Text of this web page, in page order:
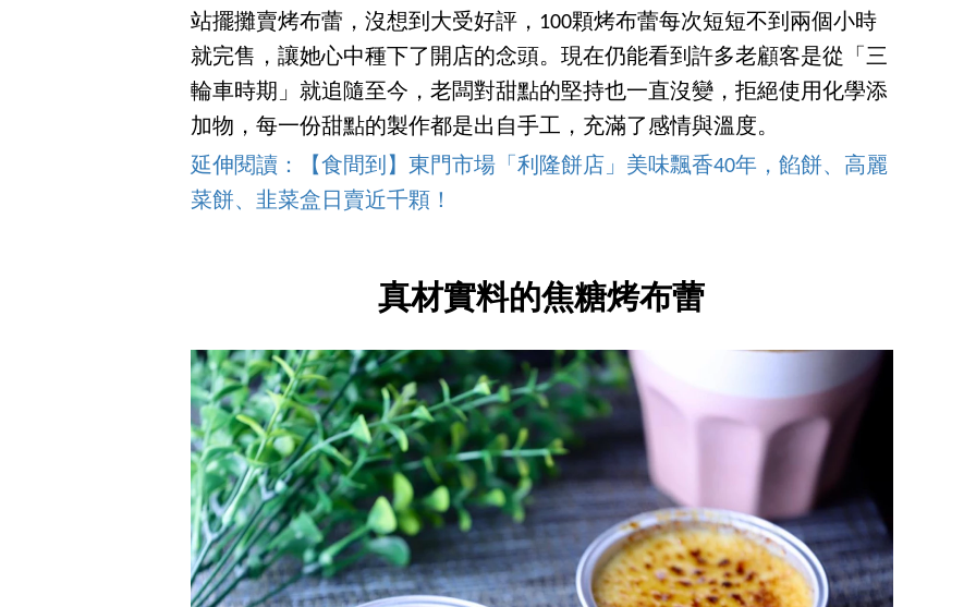
站擺攤賣烤布蕾，沒想到大受好評，100顆烤布蕾每次短短不到兩個小時
就完售，讓她心中種下了開店的念頭。現在仍能看到許多老顧客是從「三
輪車時期」就追隨至今，老闆對甜點的堅持也一直沒變，拒絕使用化學添
加物，每一份甜點的製作都是出自手工，充滿了感情與溫度。
延伸閱讀：【食間到】東門市場「利隆餅店」美味飄香40年，餡餅、高麗
菜餅、韭菜盒日賣近千顆！
真材實料的焦糖烤布蕾